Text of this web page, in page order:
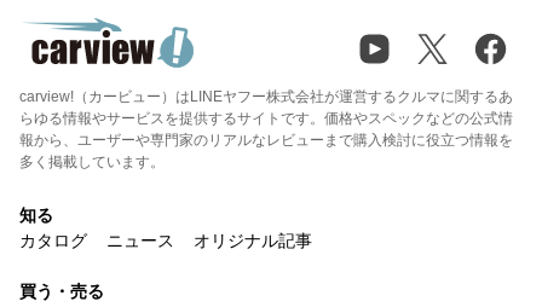
carview!（カービュー）はLINEヤフー株式会社が運営するクルマに関するあ
らゆる情報やサービスを提供するサイトです。価格やスペックなどの公式情
報から、ユーザーや専門家のリアルなレビューまで購入検討に役立つ情報を
多く掲載しています。
知る
カタログ
ニュース オリジナル記事
買う・売る